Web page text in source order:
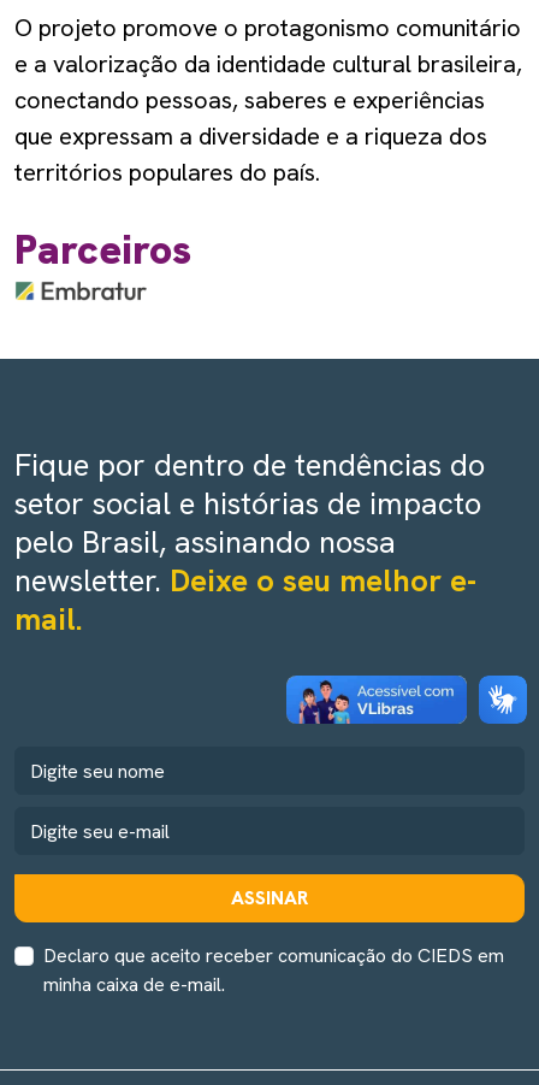
O projeto promove o protagonismo comunitário
e a valorização da identidade cultural brasileira,
conectando pessoas, saberes e experiências
que expressam a diversidade e a riqueza dos
territórios populares do país.
Parceiros
Fique por dentro de tendências do
setor social e histórias de impacto
pelo Brasil, assinando nossa
newsletter. Deixe o seu melhor e-
mail.
ASSINAR
Declaro que aceito receber comunicação do CIEDS em
minha caixa de e-mail.